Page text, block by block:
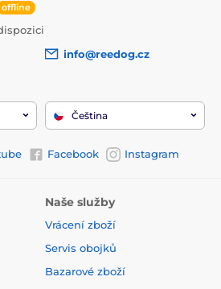
offline
info@reedog.cz
Čeština
Facebook Instagram
Naše služby
Vrácení zboží
Servis obojků
Bazarové zboží